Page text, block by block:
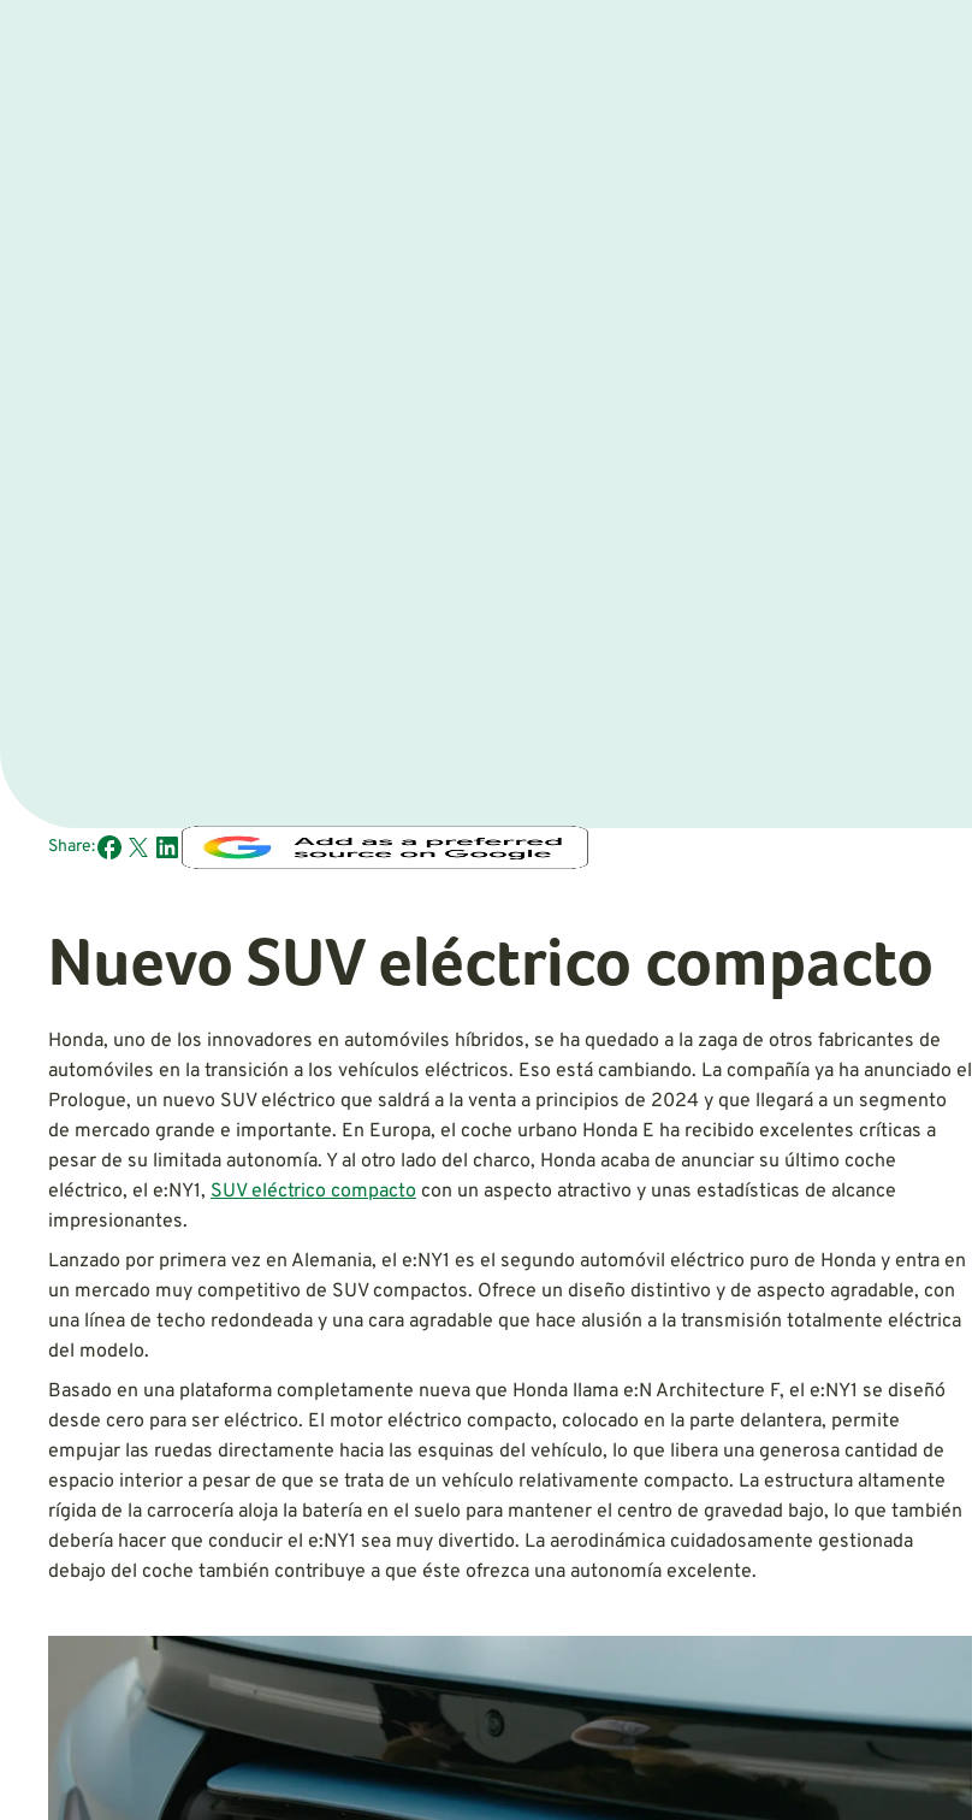
Share:
Nuevo SUV eléctrico compacto
Honda, uno de los innovadores en automóviles híbridos, se ha quedado a la zaga de otros fabricantes de
automóviles en la transición a los vehículos eléctricos. Eso está cambiando. La compañía ya ha anunciado el
Prologue, un nuevo SUV eléctrico que saldrá a la venta a principios de 2024 y que llegará a un segmento
de mercado grande e importante. En Europa, el coche urbano Honda E ha recibido excelentes críticas a
pesar de su limitada autonomía. Y al otro lado del charco, Honda acaba de anunciar su último coche
eléctrico, el e:NY1, SUV eléctrico compacto con un aspecto atractivo y unas estadísticas de alcance
impresionantes.
Lanzado por primera vez en Alemania, el e:NY1 es el segundo automóvil eléctrico puro de Honda y entra en
un mercado muy competitivo de SUV compactos. Ofrece un diseño distintivo y de aspecto agradable, con
una línea de techo redondeada y una cara agradable que hace alusión a la transmisión totalmente eléctrica
del modelo.
Basado en una plataforma completamente nueva que Honda llama e:N Architecture F, el e:NY1 se diseñó
desde cero para ser eléctrico. El motor eléctrico compacto, colocado en la parte delantera, permite
empujar las ruedas directamente hacia las esquinas del vehículo, lo que libera una generosa cantidad de
espacio interior a pesar de que se trata de un vehículo relativamente compacto. La estructura altamente
rígida de la carrocería aloja la batería en el suelo para mantener el centro de gravedad bajo, lo que también
debería hacer que conducir el e:NY1 sea muy divertido. La aerodinámica cuidadosamente gestionada
debajo del coche también contribuye a que éste ofrezca una autonomía excelente.